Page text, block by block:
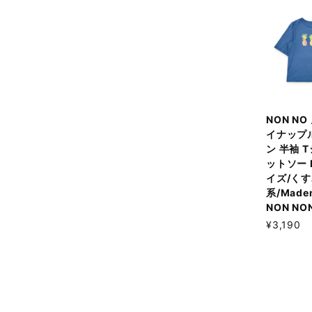
NON NO
イナップ
ン 半袖 T
ットソ
イズ/く
系/
NON
¥3,190